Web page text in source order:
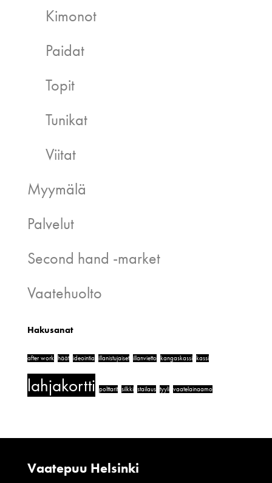
Kimonot
Paidat
Topit
Tunikat
Viitat
Myymälä
Palvelut
Second hand -market
Vaatehuolto
Hakusanat
after work häät ideointia illanistujaiset illanvietto kangaskassi kassi
lahjakortti polttarit silkki stailaus tyyli vaatelainaamo
Vaatepuu Helsinki